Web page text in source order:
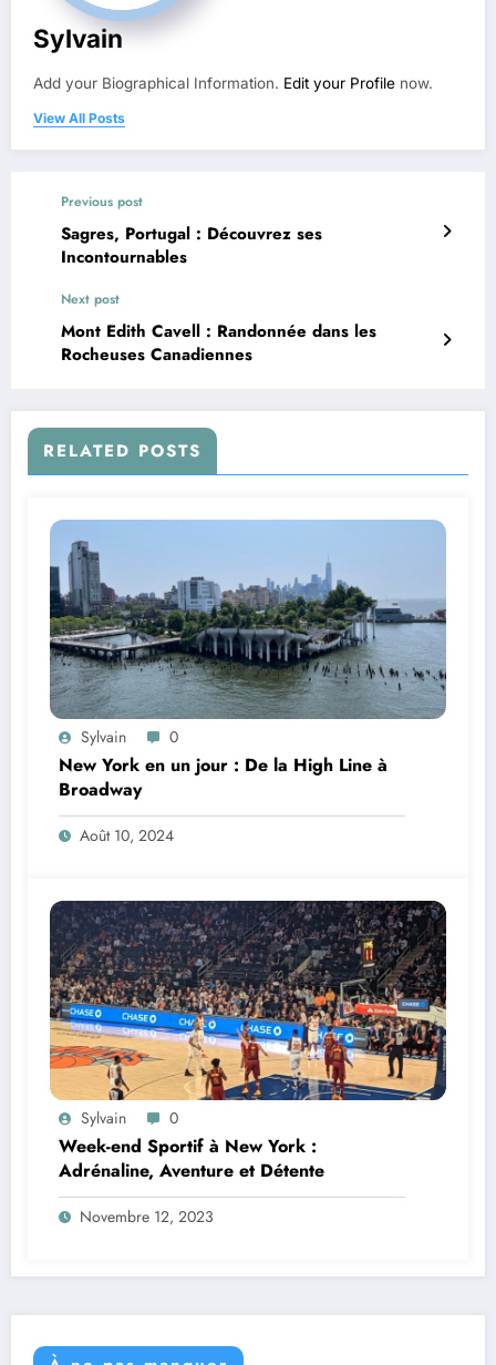
Sylvain
Add your Biographical Information. Edit your Profile now.
View All Posts
Previous post
Sagres, Portugal : Découvrez ses
Incontournables
Next post
Mont Edith Cavell : Randonnée dans les
Rocheuses Canadiennes
RELATED POSTS
Sylvain 0
New York en un jour : De la High Line à
Broadway
Août 10, 2024
Sylvain 0
Week-end Sportif à New York :
Adrénaline, Aventure et Détente
Novembre 12, 2023